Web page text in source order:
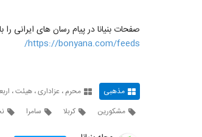
صفحات بنیانا در پیام رسان های ایرانی را
https://bonyana.com/feeds/
مذهبی محرم ، عزاداری ، هیئت ،
مشکورین
کربلا سامرا